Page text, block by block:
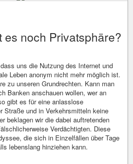
es noch Privatsphäre?
uns die Nutzung des Internet und
Leben anonym nicht mehr möglich ist.
zu unseren Grundrechten. Kann man
Banken anschauen wollen, wer an
gibt es für eine anlasslose
Straße und in Verkehrsmitteln keine
beklagen wir die dabei auftretenden
Verdächtigten. Diese
die sich in Einzelfällen über Tage
lebenslang hinziehen kann.